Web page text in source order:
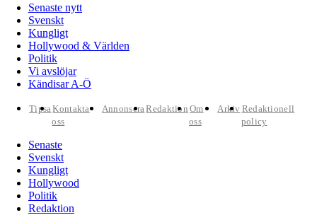
Senaste nytt
Svenskt
Kungligt
Hollywood & Världen
Politik
Vi avslöjar
Kändisar A-Ö
TipsaKontakta
oss
AnnonseraRedaktion Om
oss
Arkiv Redaktionell
policy
Senaste
Svenskt
Kungligt
Hollywood
Politik
Redaktion